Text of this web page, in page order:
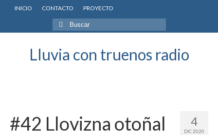
INICIO CONTACTO PROYECTO
Buscar
por:
Lluvia con truenos radio
4
DIC 2020
#42 Llovizna otoñal